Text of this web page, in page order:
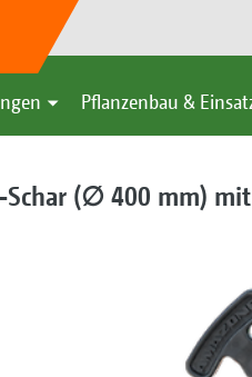
Pflanzenbau &
Schar (∅ 400 mm)